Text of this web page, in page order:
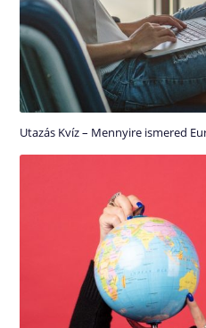
Utazás Kvíz – Mennyire ismered